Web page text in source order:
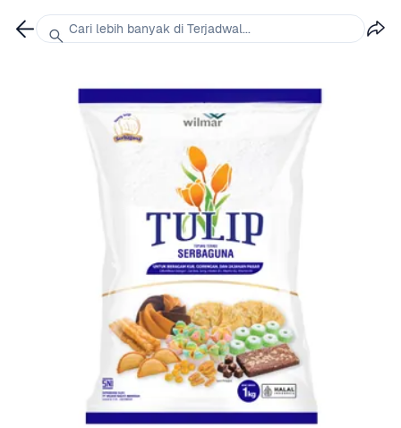
Cari lebih banyak di Terjadwal...